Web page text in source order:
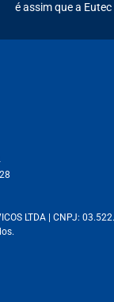
é assim que a
LTDA | CNPJ: